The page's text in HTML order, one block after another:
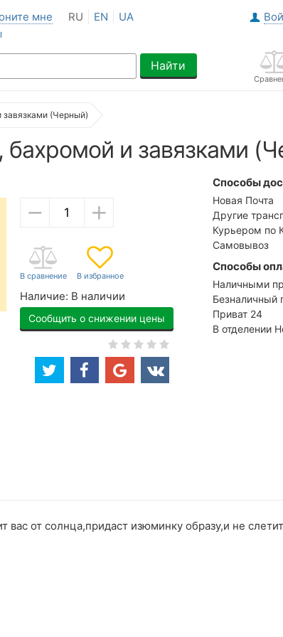
мне RU EN UA
Найти
(Черный)
и завязками
− +
Наличие: В наличии
Сообщить о снижении цены
Способы
Новая Почта
Другие
Курьером по
Самовывоз
Способы
Наличными
Безналичный
Приват 24
В отделении
от солнца,придаст изюминку образу,и не